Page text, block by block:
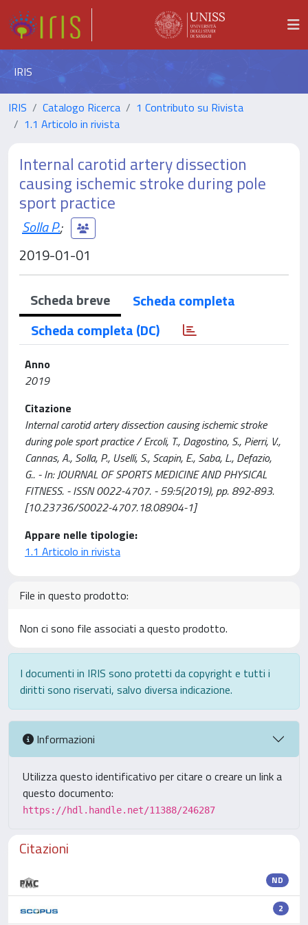
IRIS
IRIS Catalogo Ricerca
1 Contributo su Rivista
1.1 Articolo in rivista
Internal carotid artery dissection
causing ischemic stroke during pole
sport practice
Solla P.;
2019-01-01
Scheda breve
Scheda completa
Scheda completa (DC)
Anno
2019
Citazione
Internal carotid artery dissection causing ischemic stroke
during pole sport practice / Ercoli, T., Dagostino, S., Pierri, V.,
Cannas, A., Solla, P., Uselli, S., Scapin, E., Saba, L., Defazio,
G.. - In: JOURNAL OF SPORTS MEDICINE AND PHYSICAL
FITNESS. - ISSN 0022-4707. - 59:5(2019), pp. 892-893.
[10.23736/S0022-4707.18.08904-1]
Appare nelle tipologie:
1.1 Articolo in rivista
File in questo prodotto:
Non ci sono file associati a questo prodotto.
I documenti in IRIS sono protetti da copyright e tutti i
diritti sono riservati, salvo diversa indicazione.
Informazioni
Utilizza questo identificativo per citare o creare un link a
questo documento:
https://hdl.handle.net/11388/246287
Citazioni
ND
2